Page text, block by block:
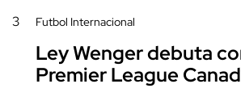
3 Futbol Internacional
Ley Wenger debuta
Premier League